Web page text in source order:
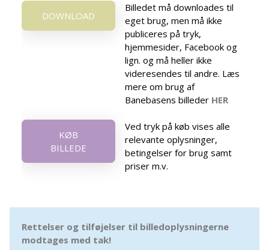
DOWNLOAD
Billedet må downloades til
eget brug, men må ikke
publiceres på tryk,
hjemmesider, Facebook og
lign. og må heller ikke
videresendes til andre. Læs
mere om brug af
Banebasens billeder HER
KØB
BILLEDE
Ved tryk på køb vises alle
relevante oplysninger,
betingelser for brug samt
priser m.v.
Rettelser og tilføjelser til billedoplysningerne
modtages med tak!